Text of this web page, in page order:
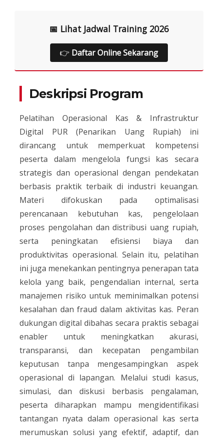
📅 Lihat Jadwal Training 2026
👉 Daftar Online Sekarang
Deskripsi Program
Pelatihan Operasional Kas & Infrastruktur
Digital PUR (Penarikan Uang Rupiah) ini
dirancang untuk memperkuat kompetensi
peserta dalam mengelola fungsi kas secara
strategis dan operasional dengan pendekatan
berbasis praktik terbaik di industri keuangan.
Materi difokuskan pada optimalisasi
perencanaan kebutuhan kas, pengelolaan
proses pengolahan dan distribusi uang rupiah,
serta peningkatan efisiensi biaya dan
produktivitas operasional. Selain itu, pelatihan
ini juga menekankan pentingnya penerapan tata
kelola yang baik, pengendalian internal, serta
manajemen risiko untuk meminimalkan potensi
kesalahan dan fraud dalam aktivitas kas. Peran
dukungan digital dibahas secara praktis sebagai
enabler untuk meningkatkan akurasi,
transparansi, dan kecepatan pengambilan
keputusan tanpa mengesampingkan aspek
operasional di lapangan. Melalui studi kasus,
simulasi, dan diskusi berbasis pengalaman,
peserta diharapkan mampu mengidentifikasi
tantangan nyata dalam operasional kas serta
merumuskan solusi yang efektif, adaptif, dan